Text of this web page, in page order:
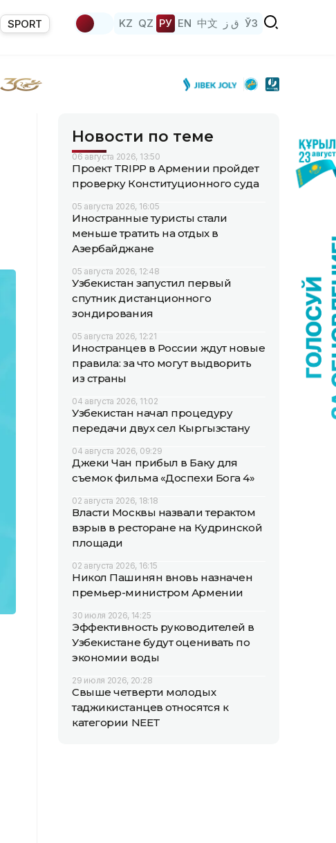
SPORT KZ QZ РУ EN 中文 ق ز ЎЗ
Новости по теме
06 августа 2026, 13:50
Проект TRIPP в Армении пройдет
проверку Конституционного суда
05 августа 2026, 16:05
Иностранные туристы стали
меньше тратить на отдых в
Азербайджане
05 августа 2026, 12:48
Узбекистан запустил первый
спутник дистанционного
зондирования
05 августа 2026, 12:21
Иностранцев в России ждут новые
правила: за что могут выдворить
из страны
04 августа 2026, 11:02
Узбекистан начал процедуру
передачи двух сел Кыргызстану
04 августа 2026, 09:29
Джеки Чан прибыл в Баку для
съемок фильма «Доспехи Бога 4»
02 августа 2026, 18:18
Власти Москвы назвали терактом
взрыв в ресторане на Кудринской
площади
02 августа 2026, 16:15
Никол Пашинян вновь назначен
премьер-министром Армении
30 июля 2026, 14:25
Эффективность руководителей в
Узбекистане будут оценивать по
экономии воды
29 июля 2026, 20:28
Свыше четверти молодых
таджикистанцев относятся к
категории NEET